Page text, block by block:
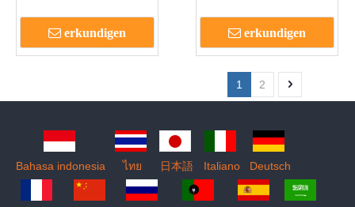
Ausgangsstahltür mit ul
gelisteten -dddc003
erkundigen
DDDC-JU-098
erkundigen
1 2
Bahasa indonesia ไทย 日本語 Italiano Deutsch